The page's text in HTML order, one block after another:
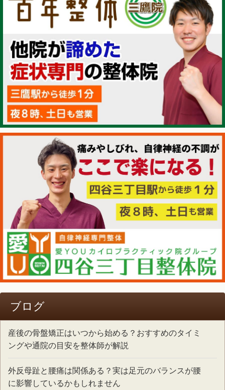
ブログ
産後の骨盤矯正はいつから始める？おすすめのタイミ
ングや通院の目安を整体師が解説
外反母趾と腰痛は関係ある？実は足元のバランスが腰
に影響しているかもしれません